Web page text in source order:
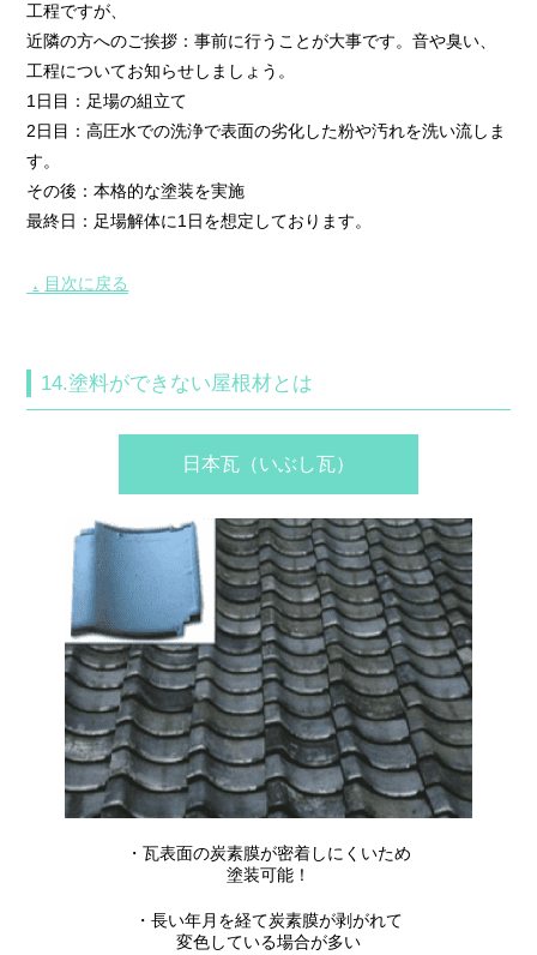
工程ですが、
近隣の方へのご挨拶：事前に行うことが大事です。音や臭い、
工程についてお知らせしましょう。
1日目：足場の組立て
2日目：高圧水での洗浄で表面の劣化した粉や汚れを洗い流しま
す。
その後：本格的な塗装を実施
最終日：足場解体に1日を想定しております。
▲ 目次に戻る
14.塗料ができない屋根材とは
日本瓦（いぶし瓦）
・瓦表面の炭素膜が密着しにくいため
塗装可能！
・長い年月を経て炭素膜が剥がれて
変色している場合が多い